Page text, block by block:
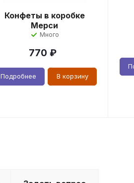
Конфеты в коробке
Мерси
Много
770 ₽
Подробнее В корзину